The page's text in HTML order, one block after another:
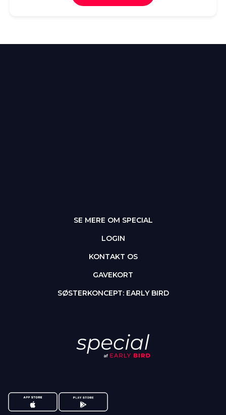
SE MERE OM SPECIAL
LOGIN
KONTAKT OS
GAVEKORT
SØSTERKONCEPT: EARLY BIRD